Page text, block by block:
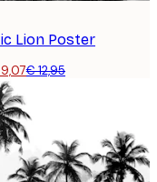
Lion Poster
€ 12,95